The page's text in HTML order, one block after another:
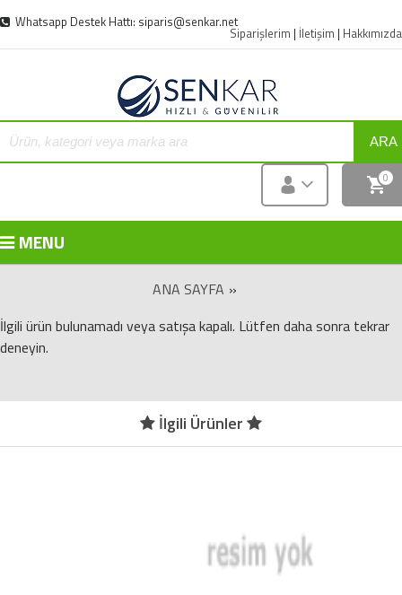
Whatsapp Destek Hattı: siparis@senkar.net
Siparişlerim | İletişim | Hakkımızda
ARA
0
MENU
ANA SAYFA »
İlgili ürün bulunamadı veya satışa kapalı. Lütfen daha sonra tekrar
deneyin.
İlgili Ürünler